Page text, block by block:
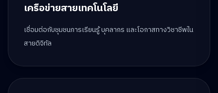
เครือข่ายสายเทคโนโลยี
เชื่อมต่อกับชุมชนการเรียนรู้ บุคลากร และโอกาสทางวิชาชีพใน
สายดิจิทัล